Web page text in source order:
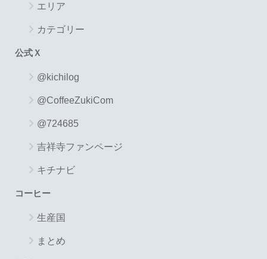
エリア
カテゴリー
公式Ｘ
@kichilog
@CoffeeZukiCom
@724685
吉祥寺ファンページ
キチナビ
コーヒー
生産国
まとめ